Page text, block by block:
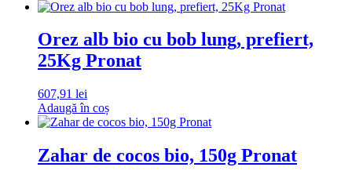
Orez alb bio cu bob lung, prefiert,
25Kg Pronat
607,91 lei
Adaugă în coș
Zahar de cocos bio, 150g Pronat